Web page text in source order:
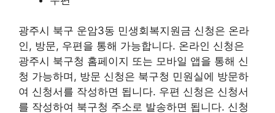
광주시 북구 운암3동 민생회복지원금 신청은 온라
인, 방문, 우편을 통해 가능합니다. 온라인 신청은
광주시 북구청 홈페이지 또는 모바일 앱을 통해 신
청 가능하며, 방문 신청은 북구청 민원실에 방문하
여 신청서를 작성하면 됩니다. 우편 신청은 신청서
를 작성하여 북구청 주소로 발송하면 됩니다. 신청